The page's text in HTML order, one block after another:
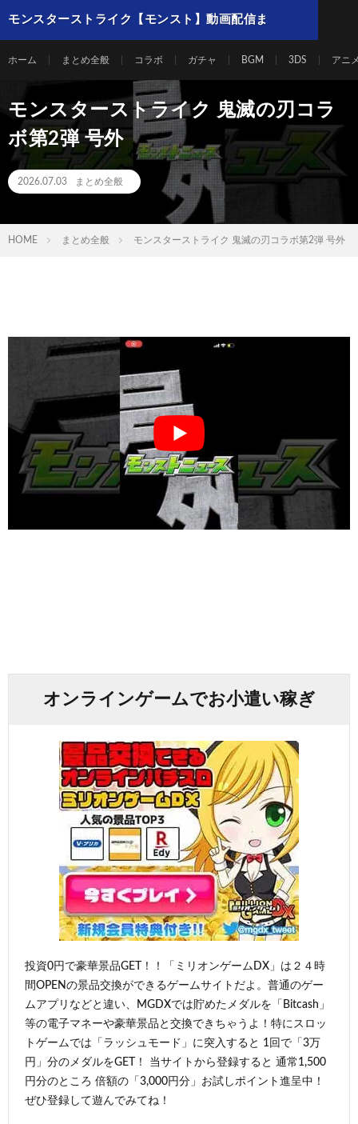
モンスターストライク【モンスト】動画配信ま
ホーム まとめ全般 コラボ ガチャ BGM 3DS アニ
モンスターストライク 鬼滅の刃コラ
ボ第2弾 号外
2026.07.03 まとめ全般
HOME まとめ全般 モンスターストライク 鬼滅の刃コラボ第2弾 号外
オンラインゲームでお小遣い稼ぎ
投資0円で豪華景品GET！！「ミリオンゲームDX」は２４時
間OPENの景品交換ができるゲームサイトだよ。普通のゲー
ムアプリなどと違い、MGDXでは貯めたメダルを「Bitcash」
等の電子マネーや豪華景品と交換できちゃうよ！特にスロッ
トゲームでは「ラッシュモード」に突入すると 1回で「3万
円」分のメダルをGET！ 当サイトから登録すると 通常1,500
円分のところ 倍額の「3,000円分」お試しポイント進呈中！
ぜひ登録して遊んでみてね！